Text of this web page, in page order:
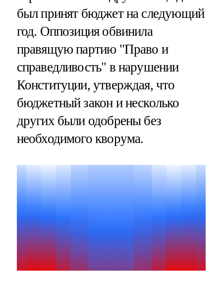
был принят бюджет на следующий
год. Оппозиция обвинила
правящую партию "Право и
справедливость" в нарушении
Конституции, утверждая, что
бюджетный закон и несколько
других были одобрены без
необходимого кворума.